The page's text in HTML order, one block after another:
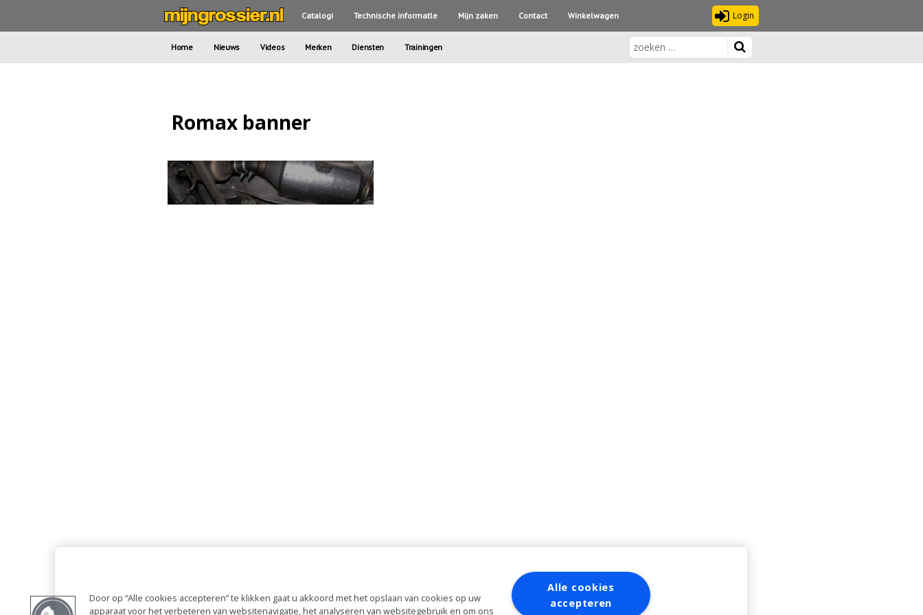
Catalogi Technische informatle Mijn zaken Contact Winkelwagen Login
Home Nieuws Videos Merken Diensten Trainingen
Romax banner
Door op “Alle cookies accepteren” te klikken gaat u akkoord met het opslaan van cookies op uw
apparaat voor het verbeteren van websitenavigatie, het analyseren van websitegebruik en om ons
Alle cookies
accepteren